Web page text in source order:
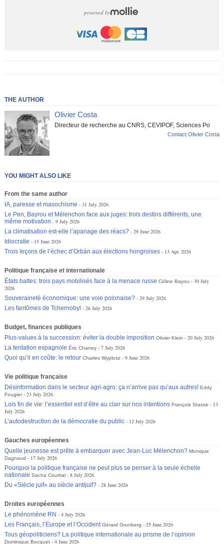
powered by
THE AUTHOR
Olivier Costa
Directeur de recherche au CNRS, CEVIPOF, Sciences Po
Contact Olivier Costa
YOU MIGHT ALSO LIKE
From the same author
IA, paresse et masochisme
31 July 2026
Le Pen, Bayrou et Mélenchon face aux juges: trois destins différents, une
même motivation
9 July 2026
La climatisation est-elle l’apanage des réacs?
29 June 2026
Idiocratie
15 June 2026
Trois leçons de l’échec d’Orbán aux élections hongroises
13 Apr. 2026
Politique française et internationale
États baltes: trois pays mobilisés face à la menace russe Céline Bayou
30 July
2026
Souveraineté économique: une voie polonaise?
29 July 2026
Les fantômes de Tchernobyl
26 July 2026
Budget, finances publiques
Plus-values à la succession: éviter la double imposition Olivier Klein
20 July 2026
La tentation espagnole Éric Chaney
7 July 2026
Quoi qu’il en coûte: le retour Charles Wyplosz 9 June 2026
Vie politique française
Désinformation dans le secteur agri-agro: ça n’arrive pas qu’aux autres! Eddy
Fougier
23 July 2026
Lois fin de vie: l’essentiel est d’être au clair sur nos intentions François Stasse
13
July 2026
L’autodestruction de la démocratie du public
12 July 2026
Gauches européennes
Quelle jeunesse est prête à embarquer avec Jean-Luc Mélenchon? Monique
Dagnaud
17 July 2026
Pourquoi la politique française ne peut plus se penser à la seule échelle
nationale Sacha Courtial
8 July 2026
Du «Siècle juif» au siècle antijuif?
28 June 2026
Droites européennes
Le phénomène RN
4 July 2026
Les Français, l’Europe et l’Occident Gérard Grunberg
25 June 2026
Tous géopoliticiens? La politique internationale au prisme de l’opinion
Dominique Bocquet 4 June 2026